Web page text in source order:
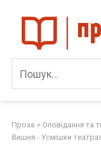
content
Проза > Оповідання та
Вишня - Усмішки